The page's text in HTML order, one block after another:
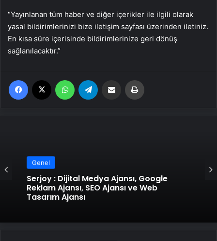
“Yayınlanan tüm haber ve diğer içerikler ile ilgili olarak
yasal bildirimlerinizi bize iletişim sayfası üzerinden iletiniz.
En kısa süre içerisinde bildirimlerinize geri dönüş
sağlanılacaktır.”
Facebook WhatsApp Email'den paylaş
Genel
Serjoy : Dijital Medya Ajansı, Google
Reklam Ajansı, SEO Ajansı ve Web
Tasarım Ajansı
Genel